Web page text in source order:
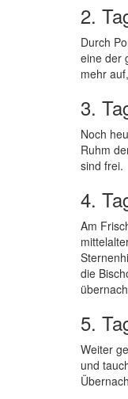
2.
Durch
eine der
mehr
3.
Noch
Ruhm
sind frei.
4.
Am
die
5.
Weiter
und